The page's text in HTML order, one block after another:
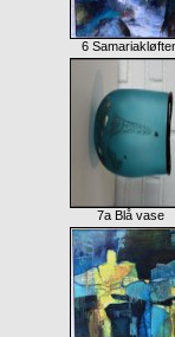
6
7a Blå vase